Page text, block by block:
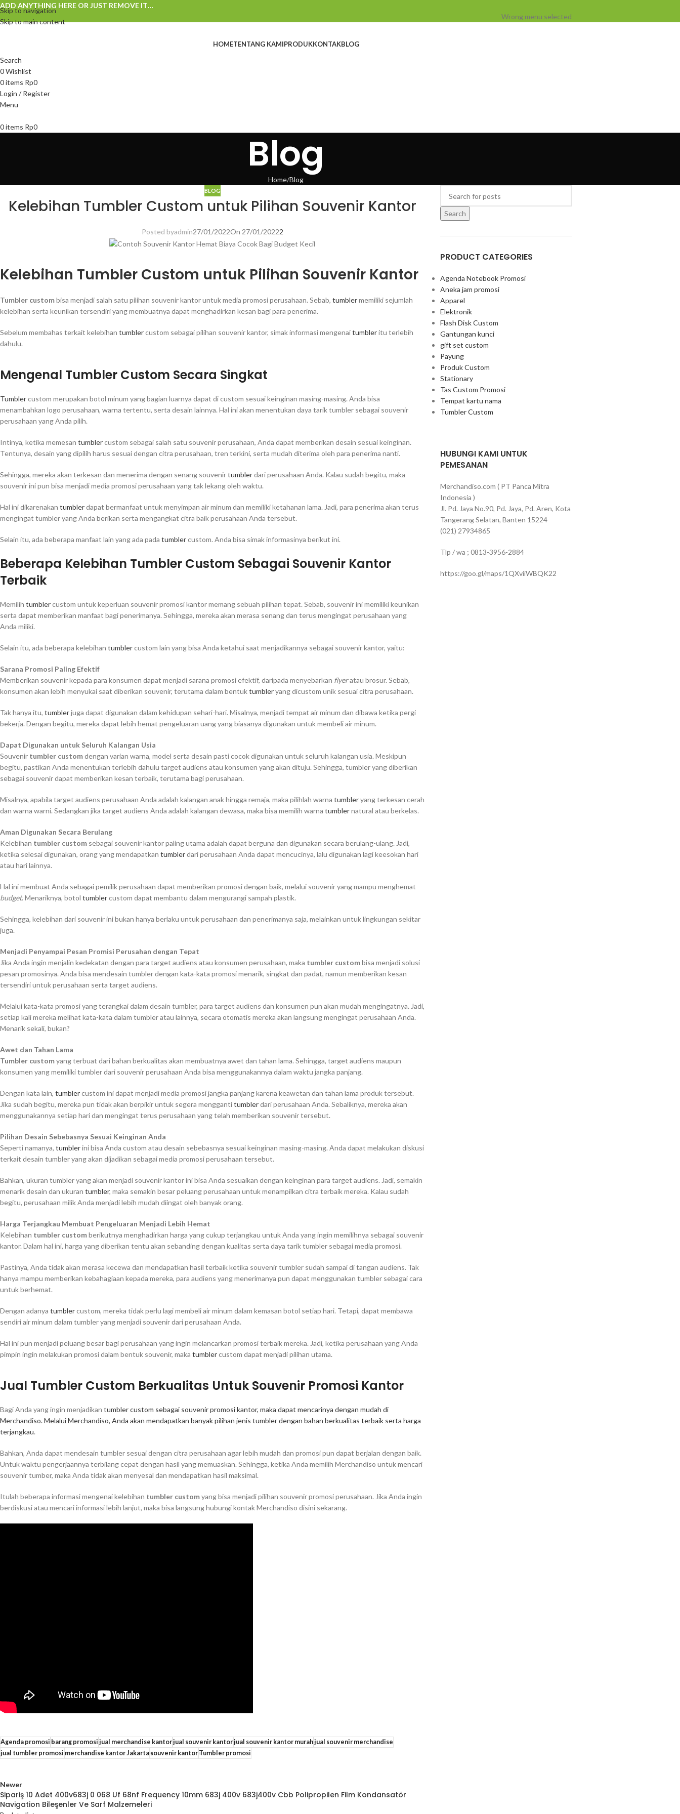
Skip to navigation
Skip to main content
ADD ANYTHING HERE OR JUST REMOVE IT…
Wrong menu selected
HOMETENTANG KAMIPRODUKKONTAKBLOG
Search
0Wishlist
0items Rp0
Login / Register
Menu
0items Rp0
Blog
Home Blog
BLOG
Kelebihan Tumbler Custom untuk Pilihan Souvenir Kantor
Posted byadmin27/01/2022On 27/01/20222
Kelebihan Tumbler Custom untuk Pilihan Souvenir Kantor
Tumbler custombisa menjadi salah satu pilihan souvenir kantor untuk media promosi perusahaan. Sebab, tumblermemiliki sejumlah
kelebihan serta keunikan tersendiri yang membuatnya dapat menghadirkan kesan bagi para penerima.
Sebelum membahas terkait kelebihan tumblercustom sebagai pilihan souvenir kantor, simak informasi mengenaitumbleritu terlebih
dahulu.
Mengenal Tumbler Custom Secara Singkat
Tumblercustom merupakan botol minum yang bagian luarnya dapat di custom sesuai keinginan masing-masing. Anda bisa
menambahkan logo perusahaan, warna tertentu, serta desain lainnya. Hal ini akan menentukan daya tarik tumbler sebagai souvenir
perusahaan yang Anda pilih.
Intinya, ketika memesan tumblercustom sebagai salah satu souvenir perusahaan, Anda dapat memberikan desain sesuai keinginan.
Tentunya, desain yang dipilih harus sesuai dengan citra perusahaan, tren terkini, serta mudah diterima oleh para penerima nanti.
Sehingga, mereka akan terkesan dan menerima dengan senang souvenirtumblerdari perusahaan Anda. Kalau sudah begitu, maka
souvenir ini pun bisa menjadi media promosi perusahaan yang tak lekang oleh waktu.
Hal ini dikarenakan tumblerdapat bermanfaat untuk menyimpan air minum dan memiliki ketahanan lama. Jadi, para penerima akan terus
mengingat tumbler yang Anda berikan serta mengangkat citra baik perusahaan Anda tersebut.
Selain itu, ada beberapa manfaat lain yang ada pada tumblercustom. Anda bisa simak informasinya berikut ini.
Beberapa Kelebihan Tumbler Custom Sebagai Souvenir Kantor
Terbaik
Memilih tumblercustom untuk keperluan souvenir promosi kantor memang sebuah pilihan tepat. Sebab, souvenir ini memiliki keunikan
serta dapat memberikan manfaat bagi penerimanya. Sehingga, mereka akan merasa senang dan terus mengingat perusahaan yang
Anda miliki.
Selain itu, ada beberapa kelebihan tumblercustom lain yang bisa Anda ketahui saat menjadikannya sebagai souvenir kantor, yaitu:
Sarana Promosi Paling Efektif
Memberikan souvenir kepada para konsumen dapat menjadi sarana promosi efektif, daripada menyebarkan flyeratau brosur. Sebab,
konsumen akan lebih menyukai saat diberikan souvenir, terutama dalam bentuktumbleryang dicustom unik sesuai citra perusahaan.
Tak hanya itu, tumblerjuga dapat digunakan dalam kehidupan sehari-hari. Misalnya, menjadi tempat air minum dan dibawa ketika pergi
bekerja. Dengan begitu, mereka dapat lebih hemat pengeluaran uang yang biasanya digunakan untuk membeli air minum.
Dapat Digunakan untuk Seluruh Kalangan Usia
Souvenir tumbler customdengan varian warna, model serta desain pasti cocok digunakan untuk seluruh kalangan usia. Meskipun
begitu, pastikan Anda menentukan terlebih dahulu target audiens atau konsumen yang akan dituju. Sehingga, tumbler yang diberikan
sebagai souvenir dapat memberikan kesan terbaik, terutama bagi perusahaan.
Misalnya, apabila target audiens perusahaan Anda adalah kalangan anak hingga remaja, maka pilihlah warna tumbleryang terkesan cerah
dan warna warni. Sedangkan jika target audiens Anda adalah kalangan dewasa, maka bisa memilih warna tumblernatural atau berkelas.
Aman Digunakan Secara Berulang
Kelebihan tumbler custom sebagai souvenir kantor paling utama adalah dapat berguna dan digunakan secara berulang-ulang. Jadi,
ketika selesai digunakan, orang yang mendapatkan tumblerdari perusahaan Anda dapat mencucinya, lalu digunakan lagi keesokan hari
atau hari lainnya.
Hal ini membuat Anda sebagai pemilik perusahaan dapat memberikan promosi dengan baik, melalui souvenir yang mampu menghemat
budget. Menariknya, botol tumblercustom dapat membantu dalam mengurangi sampah plastik.
Sehingga, kelebihan dari souvenir ini bukan hanya berlaku untuk perusahaan dan penerimanya saja, melainkan untuk lingkungan sekitar
juga.
Menjadi Penyampai Pesan Promisi Perusahan dengan Tepat
Jika Anda ingin menjalin kedekatan dengan para target audiens atau konsumen perusahaan, maka tumbler custombisa menjadi solusi
pesan promosinya. Anda bisa mendesain tumbler dengan kata-kata promosi menarik, singkat dan padat, namun memberikan kesan
tersendiri untuk perusahaan serta target audiens.
Melalui kata-kata promosi yang terangkai dalam desain tumbler, para target audiens dan konsumen pun akan mudah mengingatnya. Jadi,
setiap kali mereka melihat kata-kata dalam tumbler atau lainnya, secara otomatis mereka akan langsung mengingat perusahaan Anda.
Menarik sekali, bukan?
Awet dan Tahan Lama
Tumbler customyang terbuat dari bahan berkualitas akan membuatnya awet dan tahan lama. Sehingga, target audiens maupun
konsumen yang memiliki tumbler dari souvenir perusahaan Anda bisa menggunakannya dalam waktu jangka panjang.
Dengan kata lain, tumblercustom ini dapat menjadi media promosi jangka panjang karena keawetan dan tahan lama produk tersebut.
Jika sudah begitu, mereka pun tidak akan berpikir untuk segera menggantitumblerdari perusahaan Anda. Sebaliknya, mereka akan
menggunakannya setiap hari dan mengingat terus perusahaan yang telah memberikan souvenir tersebut.
Pilihan Desain Sebebasnya Sesuai Keinginan Anda
Seperti namanya, tumblerini bisa Anda custom atau desain sebebasnya sesuai keinginan masing-masing. Anda dapat melakukan diskusi
terkait desain tumbler yang akan dijadikan sebagai media promosi perusahaan tersebut.
Bahkan, ukuran tumbler yang akan menjadi souvenir kantor ini bisa Anda sesuaikan dengan keinginan para target audiens. Jadi, semakin
menarik desain dan ukuran tumbler, maka semakin besar peluang perusahaan untuk menampilkan citra terbaik mereka. Kalau sudah
begitu, perusahaan milik Anda menjadi lebih mudah diingat oleh banyak orang.
Harga Terjangkau Membuat Pengeluaran Menjadi Lebih Hemat
Kelebihan tumbler customberikutnya menghadirkan harga yang cukup terjangkau untuk Anda yang ingin memilihnya sebagai souvenir
kantor. Dalam hal ini, harga yang diberikan tentu akan sebanding dengan kualitas serta daya tarik tumbler sebagai media promosi.
Pastinya, Anda tidak akan merasa kecewa dan mendapatkan hasil terbaik ketika souvenir tumbler sudah sampai di tangan audiens. Tak
hanya mampu memberikan kebahagiaan kepada mereka, para audiens yang menerimanya pun dapat menggunakan tumbler sebagai cara
untuk berhemat.
Dengan adanya tumblercustom, mereka tidak perlu lagi membeli air minum dalam kemasan botol setiap hari. Tetapi, dapat membawa
sendiri air minum dalam tumbler yang menjadi souvenir dari perusahaan Anda.
Hal ini pun menjadi peluang besar bagi perusahaan yang ingin melancarkan promosi terbaik mereka. Jadi, ketika perusahaan yang Anda
pimpin ingin melakukan promosi dalam bentuk souvenir, maka tumblercustom dapat menjadi pilihan utama.
Jual Tumbler Custom Berkualitas Untuk Souvenir Promosi Kantor
Bagi Anda yang ingin menjadikan tumbler custom sebagai souvenir promosi kantor, maka dapat mencarinya dengan mudah di
Merchandiso. Melalui Merchandiso, Anda akan mendapatkan banyak pilihan jenis tumbler dengan bahan berkualitas terbaik serta harga
terjangkau.
Bahkan, Anda dapat mendesain tumbler sesuai dengan citra perusahaan agar lebih mudah dan promosi pun dapat berjalan dengan baik.
Untuk waktu pengerjaannya terbilang cepat dengan hasil yang memuaskan. Sehingga, ketika Anda memilih Merchandiso untuk mencari
souvenir tumber, maka Anda tidak akan menyesal dan mendapatkan hasil maksimal.
Itulah beberapa informasi mengenai kelebihan tumbler customyang bisa menjadi pilihan souvenir promosi perusahaan. Jika Anda ingin
berdiskusi atau mencari informasi lebih lanjut, maka bisa langsung hubungi kontak Merchandiso disini sekarang.
Agenda promosi barang promosi jual merchandise kantorjual souvenir kantorjual souvenir kantor murahjual souvenir merchandise
jual tumbler promosi merchandise kantor Jakartasouvenir kantorTumbler promosi
Newer
Sipariş 10 Adet 400v683j 0 068 Uf 68nf Frequency 10mm 683j 400v 683j400v Cbb Polipropilen Film Kondansatör
Navigation Bileşenler Ve Sarf Malzemeleri
Search
PRODUCT CATEGORIES
Agenda Notebook Promosi
Aneka jam promosi
Apparel
Elektronik
Flash Disk Custom
Gantungan kunci
gift set custom
Payung
Produk Custom
Stationary
Tas Custom Promosi
Tempat kartu nama
Tumbler Custom
HUBUNGI KAMI UNTUK
PEMESANAN
Merchandiso.com ( PT Panca Mitra
Indonesia )
Jl. Pd. Jaya No.90, Pd. Jaya, Pd. Aren, Kota
Tangerang Selatan, Banten 15224
(021) 27934865
Tlp / wa ; 0813-3956-2884
https://goo.gl/maps/1QXviiWBQK22